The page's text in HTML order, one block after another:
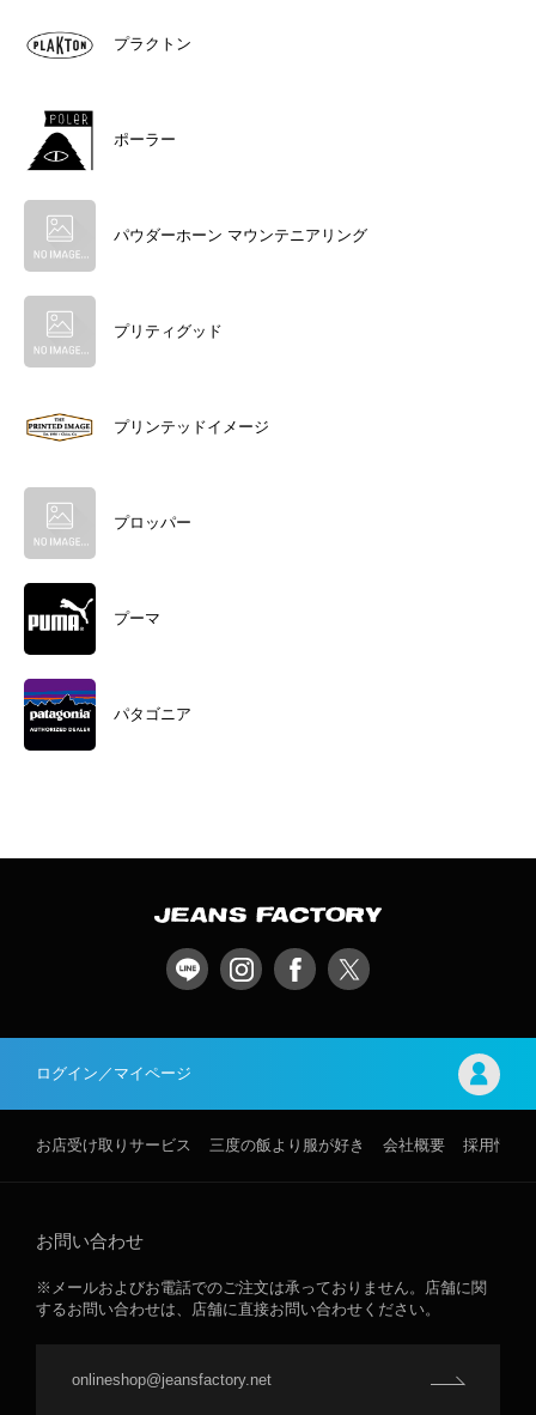
プラクトン
ポーラー
パウダーホーン マウンテニアリング
プリティグッド
プリンテッドイメージ
プロッパー
プーマ
パタゴニア
ログイン／マイページ
お店受け取りサービス 三度の飯より服が好き 会社概要 採用情報
お問い合わせ
※メールおよびお電話でのご注文は承っておりません。店舗に関
するお問い合わせは、店舗に直接お問い合わせください。
onlineshop@jeansfactory.net